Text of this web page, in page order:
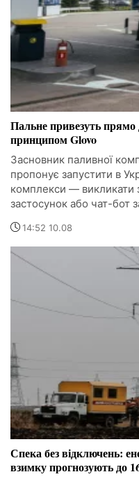
Пальне привезуть прямо
принципом Glovo
Засновник паливної
пропонує запустити в
комплекси — викликати
застосунок або чат-бот
14:52 10.08
Спека без відключень:
взимку прогнозують до